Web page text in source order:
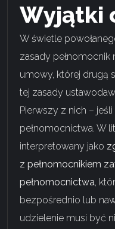
Wyjątki
W świetle
zasady
umowy, której drugą
tej zasady
Pierwszy z nich –
pełnomocnictwa. W
interpretowany jako
z pełnomocnikiem
pełnomocnictwa,
bezpośrednio lub
udzielenie musi być